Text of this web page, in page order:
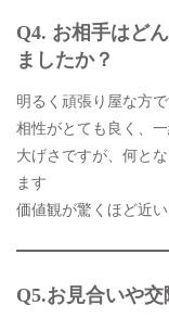
Q4. お相手はど
ましたか？
明るく頑張り屋な方
相性がとても良く、
大げさですが、何と
ます
価値観が驚くほど近
Q5.お見合いや